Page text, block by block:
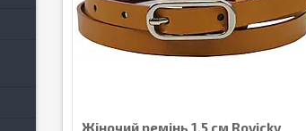
Жіночий ремінь 1,5 см Rovicky